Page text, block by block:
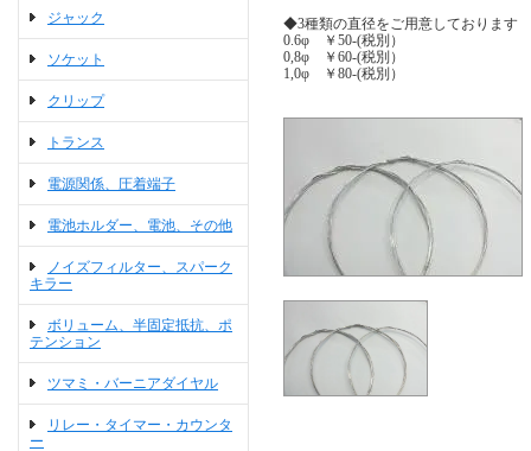
ジャック
ソケット
クリップ
トランス
電源関係、圧着端子
電池ホルダー、電池、その他
ノイズフィルター、スパーク
キラー
ボリューム、半固定抵抗、ポ
テンション
ツマミ・バーニアダイヤル
リレー・タイマー・カウンタ
ー
◆3種類の直径をご用意しております
0.6φ ￥50-(税別）
0,8φ ￥60-(税別）
1,0φ ￥80-(税別）